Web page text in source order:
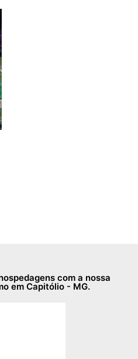
com a nossa
em Capitólio - MG.